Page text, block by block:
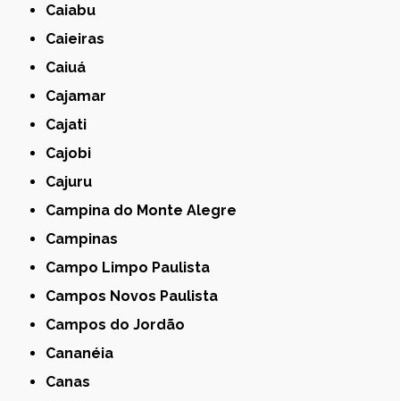
Caiabu
Caieiras
Caiuá
Cajamar
Cajati
Cajobi
Cajuru
Campina do Monte Alegre
Campinas
Campo Limpo Paulista
Campos Novos Paulista
Campos do Jordão
Cananéia
Canas